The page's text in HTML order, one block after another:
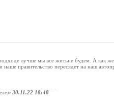
лучше мы все житьне будем. А как
наше правительство пересядет на наш
30.11.22 18:48